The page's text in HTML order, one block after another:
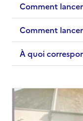
Comment
Comment
À quoi